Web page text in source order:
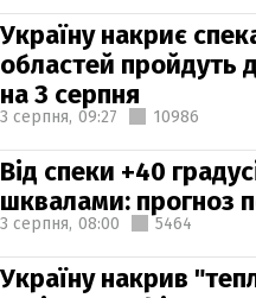
Україну накриє
областей пройдуть
на 3 серпня
3 серпня, 09:27 10986
Від спеки +40
шквалами: прогноз
3 серпня, 08:00 5464
Україну накрив